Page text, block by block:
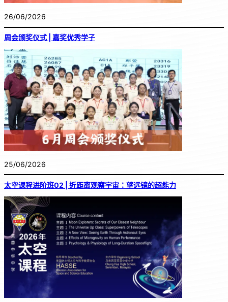
26/06/2026
周会颁奖仪式 | 嘉奖优秀学子
25/06/2026
太空课程进阶班02 | 近距离观察宇宙：望远镜的超能力